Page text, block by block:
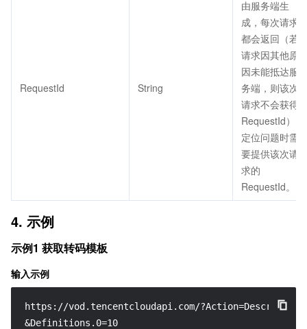
RequestId String
由服务端生
成，每次请求
都会返回（若
请求因其他原
因未能抵达服
务端，则该次
请求不会获得
RequestId）。
定位问题时需
要提供该次请
求的
RequestId。
4. 示例
示例1 获取转码模板
输入示例
https://vod.tencentcloudapi.com/
&Definitions.0=10